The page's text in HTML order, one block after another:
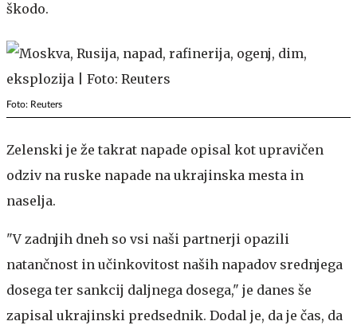
škodo.
Foto: Reuters
Zelenski je že takrat napade opisal kot upravičen
odziv na ruske napade na ukrajinska mesta in
naselja.
"V zadnjih dneh so vsi naši partnerji opazili
natančnost in učinkovitost naših napadov srednjega
dosega ter sankcij daljnega dosega," je danes še
zapisal ukrajinski predsednik. Dodal je, da je čas, da